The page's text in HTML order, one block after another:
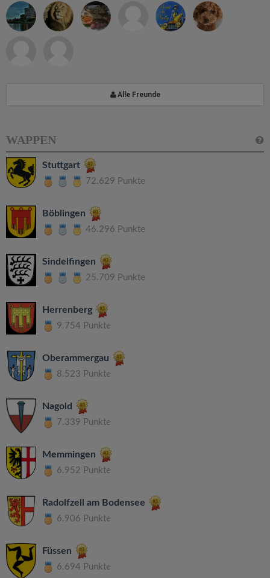
Alle Freunde
WAPPEN
Stuttgart
72.629 Punkte
Böblingen
46.296 Punkte
Sindelfingen
25.709 Punkte
Herrenberg
9.754 Punkte
Oberammergau
8.523 Punkte
Nagold
7.339 Punkte
Memmingen
6.952 Punkte
Radolfzell am Bodensee
6.906 Punkte
Füssen
6.694 Punkte